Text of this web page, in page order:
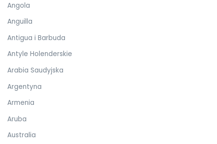
Angola
Anguilla
Antigua i Barbuda
Antyle Holenderskie
Arabia Saudyjska
Argentyna
Armenia
Aruba
Australia